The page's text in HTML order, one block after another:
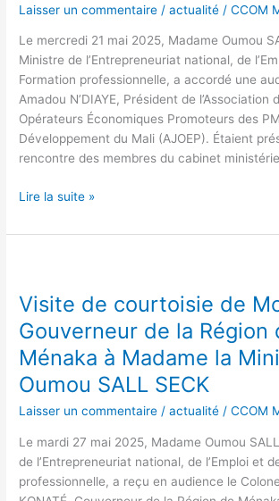
Laisser un commentaire /actualité /CCOM
Le mercredi 21 mai 2025, Madame Oumou
Ministre de l’Entrepreneuriat national, de
Formation professionnelle, a accordé une
Amadou N’DIAYE, Président de l’Association
Opérateurs Économiques Promoteurs des
Développement du Mali (AJOEP). Étaient
rencontre des membres du cabinet
des
Ministre
SECK
Lire la suite »
Visite de courtoisie de
Gouverneur de la Région
Ménaka à Madame la
Oumou SALL SECK
Laisser un commentaire /actualité /CCOM
Le mardi 27 mai 2025, Madame Oumou
de l’Entrepreneuriat national, de l’Emploi et
professionnelle, a reçu en audience le
courtoisie
de
Monsieur
le
Gouverneur
la
Région
de
Ménaka
à